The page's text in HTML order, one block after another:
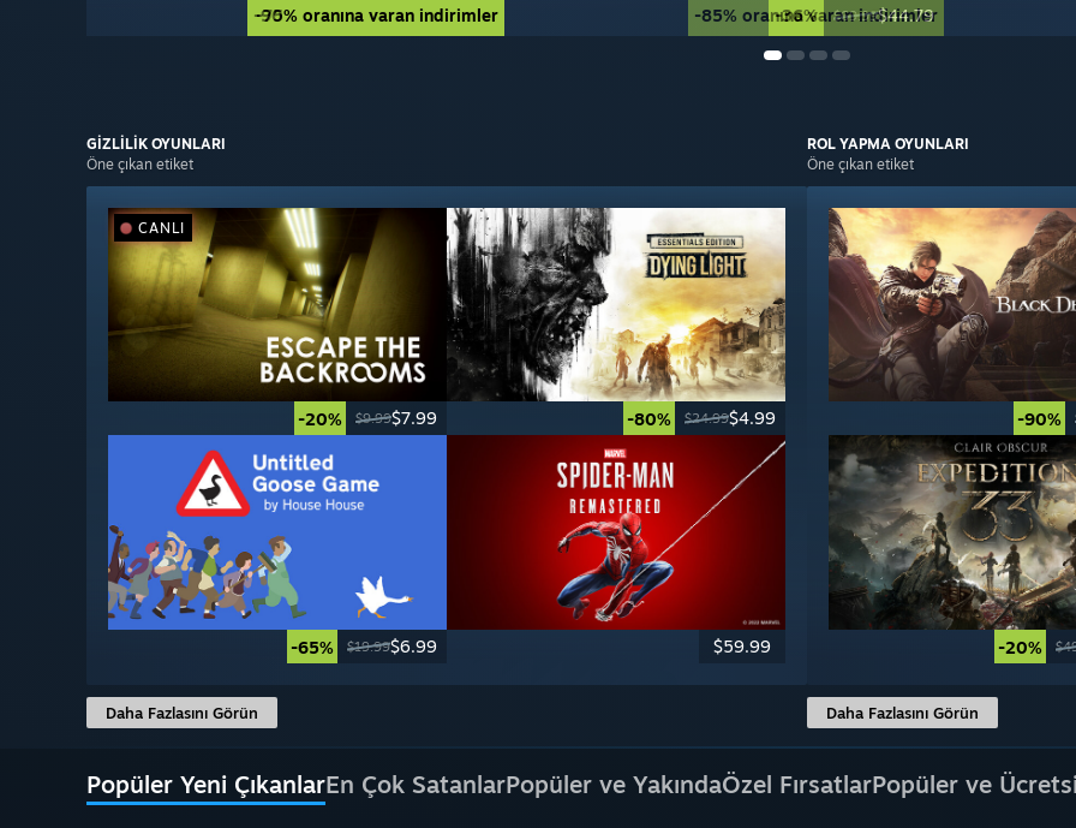
-90% oranına varan indirimler -36% $69.99$44.79
-75% oranına varan indirimler -85% oranına varan indirimler
GİZLİLİK OYUNLARI
Öne çıkan etiket
-20% $9.99$7.99
CANLI
-80% $24.99$4.99
-65% $19.99$6.99 $59.99
Daha Fazlasını Görün
ROL YAPMA OYUNLARI
Öne çıkan etiket
-90%
-20%
Daha Fazlasını Görün
Popüler Yeni ÇıkanlarEn Çok SatanlarPopüler ve YakındaÖzel FırsatlarPopüler ve